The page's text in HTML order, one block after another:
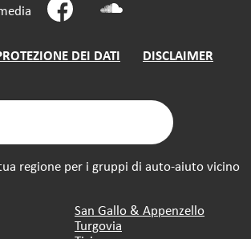
DEI DATI
DISCLAIMER
tua regione per i gruppi di auto-aiuto vicino
San Gallo & Appenzello
Turgovia